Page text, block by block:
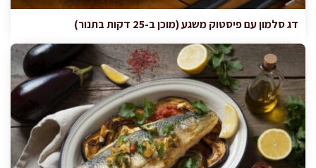
דג סלמון עם פיסטוק משגע (מוכן ב-25 דקות בתנור)